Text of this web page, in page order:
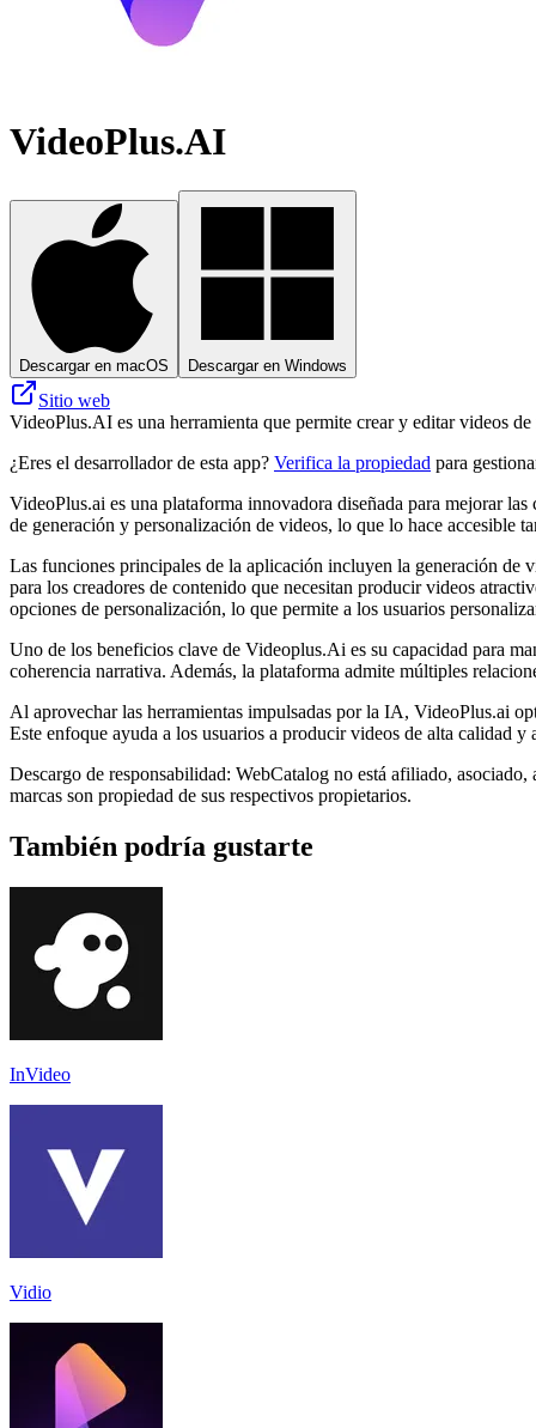
VideoPlus.AI
Descargar en macOS Descargar en Windows
Sitio web
VideoPlus.AI es una herramienta que permite crear y editar videos
¿Eres el desarrollador de esta app? Verifica la propiedad para
VideoPlus.ai es una plataforma innovadora diseñada para mejorar
de generación y personalización de videos, lo que lo hace accesible
Las funciones principales de la aplicación incluyen la generación de
para los creadores de contenido que necesitan producir videos
opciones de personalización, lo que permite a los usuarios
Uno de los beneficios clave de Videoplus.Ai es su capacidad para
coherencia narrativa. Además, la plataforma admite múltiples
Al aprovechar las herramientas impulsadas por la IA, VideoPlus.ai
Este enfoque ayuda a los usuarios a producir videos de alta calidad
Descargo de responsabilidad: WebCatalog no está afiliado,
marcas son propiedad de sus respectivos propietarios.
También podría gustarte
InVideo
Vidio